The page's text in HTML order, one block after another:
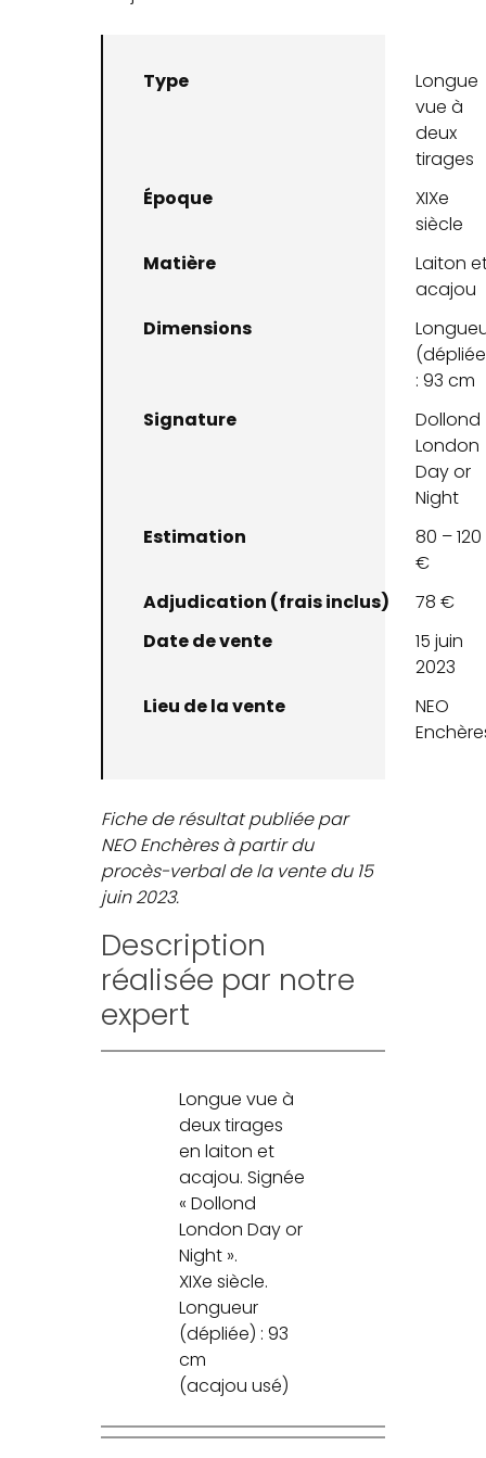
Type
Longue
vue à
deux
tirages
Époque
XIXe
siècle
Matière
Laiton
acajou
Dimensions
: 93 cm
Signature
Dollond
London
Day or
Night
Estimation
80 – 120
€
Adjudication (frais inclus)
78 €
Date de vente
15 juin
2023
Lieu de la vente
NEO
Fiche de résultat publiée par
NEO Enchères à partir du
procès-verbal de la vente du 15
juin 2023.
Description
réalisée par notre
expert
Longue vue à
deux tirages
en laiton et
acajou. Signée
« Dollond
London Day or
Night ».
XIXe siècle.
Longueur
(dépliée) : 93
cm
(acajou usé)